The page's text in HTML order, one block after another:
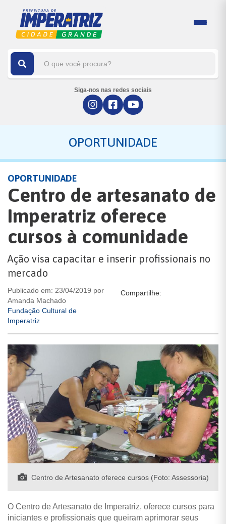
Siga-nos nas redes sociais
OPORTUNIDADE
OPORTUNIDADE
Centro de artesanato de
Imperatriz oferece
cursos à comunidade
Ação visa capacitar e inserir profissionais no
mercado
Publicado em: 23/04/2019 por
Amanda Machado
Fundação Cultural de
Imperatriz
Compartilhe:
Centro de Artesanato oferece cursos (Foto: Assessoria)
O Centro de Artesanato de Imperatriz, oferece cursos para
iniciantes e profissionais que queiram aprimorar seus